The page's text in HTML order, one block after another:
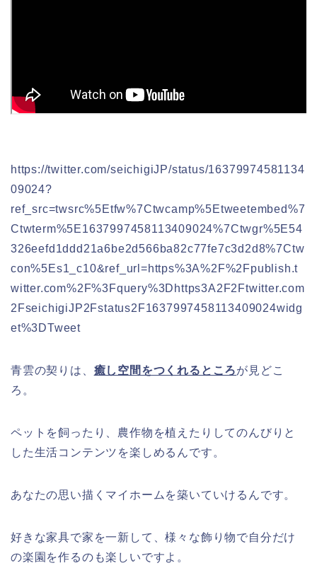
https://twitter.com/seichigiJP/status/16379974581134
09024?
ref_src=twsrc%5Etfw%7Ctwcamp%5Etweetembed%7
Ctwterm%5E1637997458113409024%7Ctwgr%5E54
326eefd1ddd21a6be2d566ba82c77fe7c3d2d8%7Ctw
con%5Es1_c10&ref_url=https%3A%2F%2Fpublish.t
witter.com%2F%3Fquery%3Dhttps3A2F2Ftwitter.com
2FseichigiJP2Fstatus2F1637997458113409024widg
et%3DTweet
青雲の契りは、 癒し空間をつくれるところが見どこ
ろ。
ペットを飼ったり、農作物を植えたりしてのんびりと
した生活コンテンツを楽しめるんです。
あなたの思い描くマイホームを築いていけるんです。
好きな家具で家を一新して、様々な飾り物で自分だけ
の楽園を作るのも楽しいですよ。